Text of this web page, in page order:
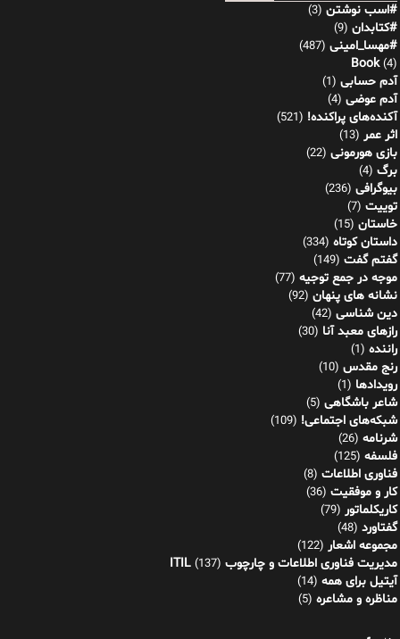
#اسب نوشتن (3)
#کتابدان (9)
#مهسا_امینی (487)
Book(4)
آدم حسابی (1)
آدم عوضی (4)
آکنده‌های پراکنده! (521)
اثر عمر (13)
بازی هورمونی (22)
برگ (4)
بیوگرافی (236)
توییت (7)
خاستان (15)
داستان کوتاه (334)
گفتم گفت (149)
موجه در جمع توجیه (77)
نشانه های پنهان (92)
دین شناسی (42)
رازهای معبد آنا (30)
راننده (1)
رنج مقدس (10)
رویدادها (1)
شاعر باشگاهی (5)
شبکه‌های اجتماعی! (109)
شرنامه (26)
فلسفه (125)
فناوری اطلاعات (8)
کار و موفقیت (36)
کاریکلماتور (79)
گفتاورد (48)
مجموعه اشعار (122)
مدیریت فناوری اطلاعات و چارچوب ITIL (137)
آیتیل برای همه (14)
مناظره و مشاعره (5)